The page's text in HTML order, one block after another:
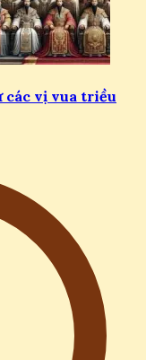
các vị vua triều